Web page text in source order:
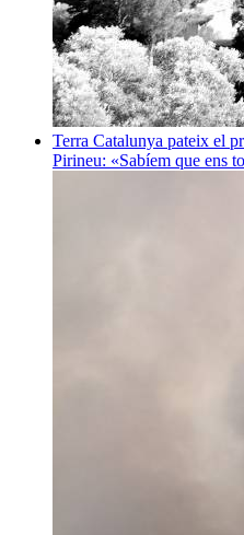
Terra Catalunya pateix el
Pirineu: «Sabíem que ens